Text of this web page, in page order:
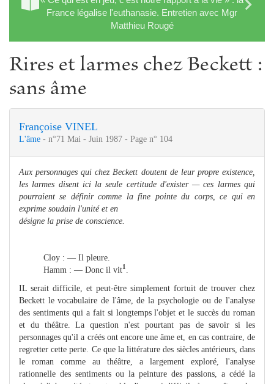
France légalise l'euthanasie. Entretien avec Mgr
Matthieu Rougé
Rires et larmes chez Beckett :
sans âme
Françoise VINEL
L'âme - n°71 Mai - Juin 1987 - Page n° 104
Aux personnages qui chez Beckett doutent de leur propre existence,
les larmes disent ici la seule certitude d'exister — ces larmes qui
pourraient se définir comme la fine pointe du corps, ce qui en
exprime soudain l'unité et en
désigne la prise de conscience.
Cloy : — Il pleure.
Hamm : — Donc il vit1
IL serait difficile, et peut-être simplement fortuit de trouver chez
Beckett le vocabulaire de l'âme, de la psychologie ou de l'analyse
des sentiments qui a fait si longtemps l'objet et le succès du roman
et du théâtre. La question n'est pourtant pas de savoir si les
personnages qu'il a créés ont encore une âme et, en cas contraire, de
regretter cette perte. Ce que la littérature des siècles antérieurs, dans
le roman comme au théâtre, a largement exploré, l'analyse
rationnelle des sentiments ou la peinture des passions, a cédé la